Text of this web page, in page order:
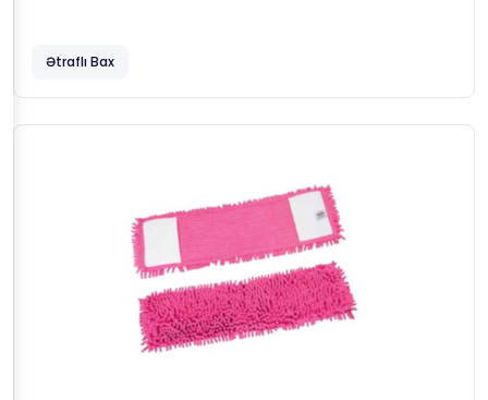
Ətraflı Bax